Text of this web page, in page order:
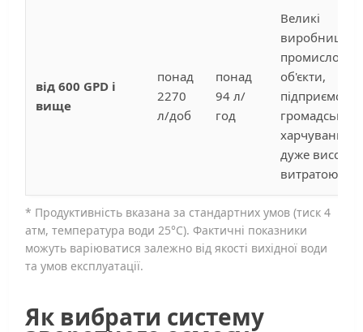
від 600 GPD і
вище
понад
2270
л/доб
понад
94 л/
год
Великі
промислові
об'єкти,
підприємства
громадського
харчування з
дуже
витратою
* Продуктивність вказана за стандартних умов (тиск 4
атм, температура води 25°C). Фактичні показники
можуть варіюватися залежно від якості вихідної води
та умов експлуатації.
Як вибрати систему